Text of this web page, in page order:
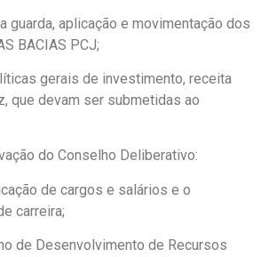
guarda, aplicação e movimentação dos
BACIAS PCJ;
gerais de investimento, receita
que devam ser submetidas ao
do Conselho Deliberativo:
de cargos e salários e o
carreira;
de Desenvolvimento de Recursos